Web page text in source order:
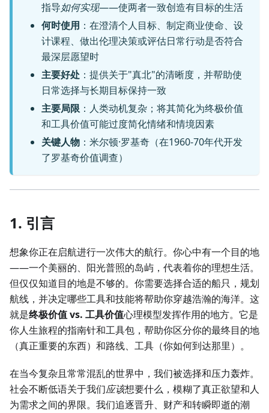
指导如何实现——使两者一致创造有目标的生活
何时使用 ：在澄清个人目标、制定商业使命、设
计课程、做出伦理决策或评估日常行动是否符合
最深层愿望时
主要好处 ：提供关于"真北"的清晰度，并帮助使
日常选择与长期目标保持一致
主要局限 ：人类动机复杂；将其简化为终极价值
和工具价值可能过度简化情绪和情境因素
关键人物 ：米尔顿·罗基奇（在1960-70年代开发
了罗基奇价值调查）
1. 引言
想象你正在启航进行一次伟大的航行。你心中有一个目的地
——一个美丽的、阳光普照的岛屿，代表着你的理想生活。
但仅仅知道目的地是不够的。你需要选择合适的船只，规划
航线，并决定哪些工具和技能将帮助你穿越浩瀚的海洋。这
就是终极价值 vs. 工具价值心理模型发挥作用的地方。它是
你人生旅程的指南针和工具包，帮助你区分你的最终目的地
（真正重要的东西）和路线、工具（你如何到达那里）。
在当今复杂且常常混乱的世界中，我们被选择和压力轰炸。
社会不断低语关于我们应该想要什么，模糊了真正欲望和人
为需求之间的界限。我们追逐晋升、财产和转瞬即逝的潮